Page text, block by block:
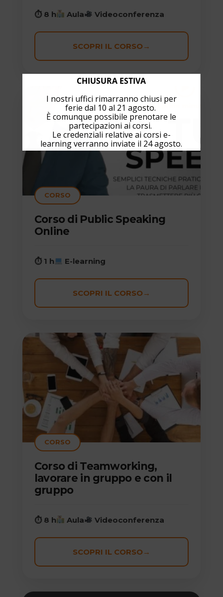
⏱ 8 h Aula Videoconferenza
SCOPRI IL CORSO →
CORSO
Corso di Public Speaking
Online
⏱ 1 h E-learning
SCOPRI IL CORSO →
CORSO
Corso di Teamworking,
lavorare in gruppo e con il
gruppo
⏱ 8 h Aula Videoconferenza
SCOPRI IL CORSO →
CHIUSURA ESTIVA
I nostri uffici rimarranno chiusi per
ferie dal 10 al 21 agosto.
È comunque possibile prenotare le
partecipazioni ai corsi.
Le credenziali relative ai corsi e-
learning verranno inviate il 24 agosto.